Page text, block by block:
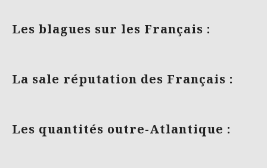
Les blagues sur les Français :
La sale réputation des Français :
Les quantités outre-Atlantique :